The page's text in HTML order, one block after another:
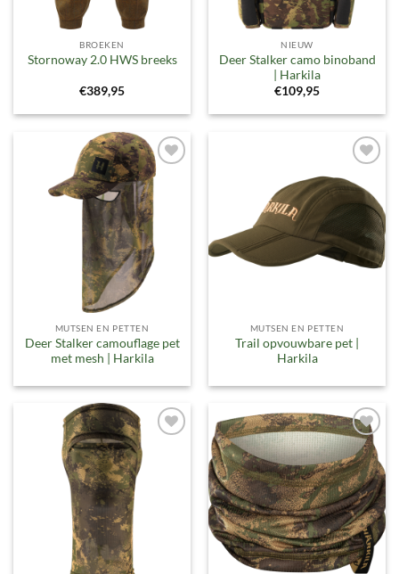
BROEKEN
Stornoway 2.0 HWS breeks
€389,95
NIEUW
Deer Stalker camo binoband
| Harkila
€109,95
Toevoegen
aan
verlanglijst
MUTSEN EN PETTEN
Deer Stalker camouflage pet
met mesh | Harkila
Toevoegen
aan
verlanglijst
MUTSEN EN PETTEN
Trail opvouwbare pet |
Harkila
Toevoegen
verlanglijst
Toevoegen
aan
verlanglijst